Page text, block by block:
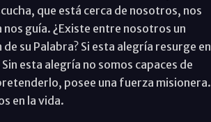
que está cerca de nosotros, nos
guía. ¿Existe entre nosotros un
su Palabra? Si esta alegría resurge en
esta alegría no somos capaces de
posee una fuerza misionera.
en la vida.